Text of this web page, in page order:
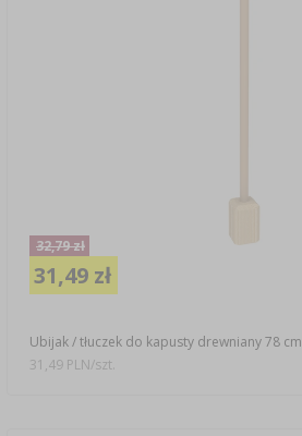
Ubijak / tłuczek do kapusty drewniany 78 cm
32,79 zł
31,49 zł
31,49 PLN/szt.